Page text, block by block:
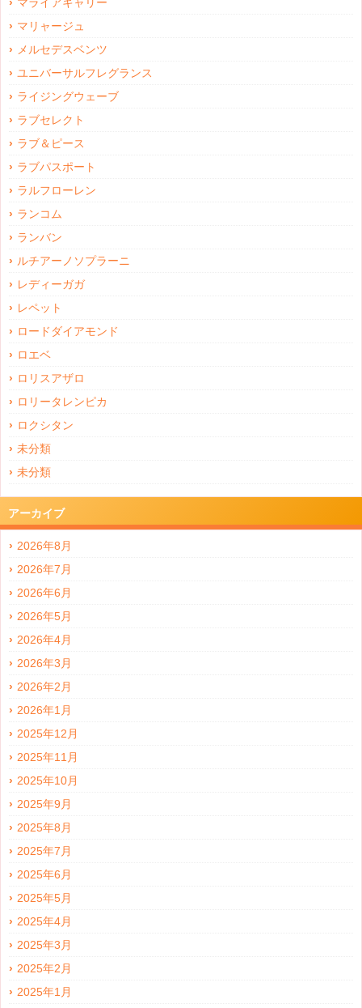
マライアキャリー
マリャージュ
メルセデスベンツ
ユニバーサルフレグランス
ライジングウェーブ
ラブセレクト
ラブ＆ピース
ラブパスポート
ラルフローレン
ランコム
ランバン
ルチアーノソプラーニ
レディーガガ
レペット
ロードダイアモンド
ロエベ
ロリスアザロ
ロリータレンピカ
ロクシタン
未分類
未分類
アーカイブ
2026年8月
2026年7月
2026年6月
2026年5月
2026年4月
2026年3月
2026年2月
2026年1月
2025年12月
2025年11月
2025年10月
2025年9月
2025年8月
2025年7月
2025年6月
2025年5月
2025年4月
2025年3月
2025年2月
2025年1月